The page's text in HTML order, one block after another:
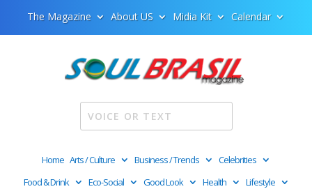
The Magazine About US Midia Kit Calendar
Home Arts / Culture Business / Trends
Celebrities
Food & Drink
Eco-Social Good Look Health
Lifestyle